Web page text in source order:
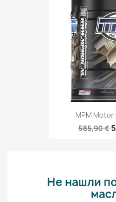
MPM Motor
585,90 €
Не нашли